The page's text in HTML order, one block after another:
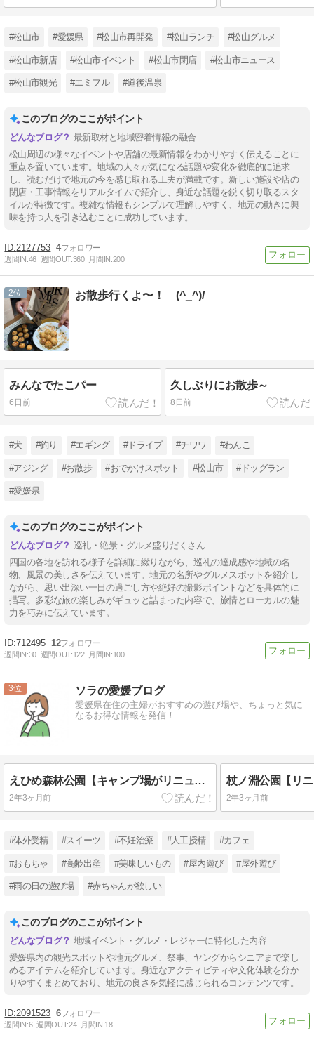
#松山市 #愛媛県 #松山市再開発 #松山ランチ #松山グルメ
#松山市新店 #松山市イベント #松山市閉店 #松山市ニュース
#松山市観光 #エミフル #道後温泉
このブログのここがポイント
最新取材と地域密着情報の融合
松山周辺の様々なイベントや店舗の最新情報をわかりやすく伝えることに
重点を置いています。地域の人々が気になる話題や変化を徹底的に追求
し、読むだけで地元の今を感じ取れる工夫が満載です。新しい施設や店の
閉店・工事情報をリアルタイムで紹介し、身近な話題を鋭く切り取るスタ
イルが特徴です。複雑な情報もシンプルで理解しやすく、地元の動きに興
味を持つ人を引き込むことに成功しています。
2127753 4
週間IN:46 週間OUT:360 月間IN:200
2 お散歩行くよ〜！ (^_^)/
みんなでたこパー
6日前
久しぶりにお散歩～
8日前
#犬 #釣り #エギング #ドライブ #チワワ #わんこ
#アジング #お散歩 #おでかけスポット #松山市 #ドッグラン
#愛媛県
このブログのここがポイント
巡礼・絶景・グルメ盛りだくさん
四国の各地を訪れる様子を詳細に綴りながら、巡礼の達成感や地域の名
物、風景の美しさを伝えています。地元の名所やグルメスポットを紹介し
ながら、思い出深い一日の過ごし方や絶好の撮影ポイントなどを具体的に
描写。多彩な旅の楽しみがギュッと詰まった内容で、旅情とローカルの魅
力を巧みに伝えています。
712495 12
週間IN:30 週間OUT:122 月間IN:100
3 ソラの愛媛ブログ
愛媛県在住の主婦がおすすめの遊び場や、ちょっと気に
なるお得な情報を発信！
えひめ森林公園【キャンプ場がリニューアル】ドーム型テントやバンガロー、トイレやアスレチックも口コミ
2年3ヶ月前 2年3ヶ月前
#体外受精 #スイーツ #不妊治療 #人工授精 #カフェ
#おもちゃ #高齢出産 #美味しいもの #屋内遊び #屋外遊び
#雨の日の遊び場 #赤ちゃんが欲しい
このブログのここがポイント
地域イベント・グルメ・レジャーに特化した内容
愛媛県内の観光スポットや地元グルメ、祭事、ヤングからシニアまで楽し
めるアイテムを紹介しています。身近なアクティビティや文化体験を分か
りやすくまとめており、地元の良さを気軽に感じられるコンテンツです。
2091523 6
週間IN:6 週間OUT:24 月間IN:18